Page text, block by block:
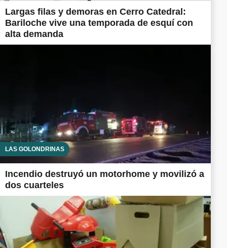
Largas filas y demoras en Cerro Catedral:
Bariloche vive una temporada de esquí con
alta demanda
LAS GOLONDRINAS
Incendio destruyó un motorhome y movilizó a
dos cuarteles